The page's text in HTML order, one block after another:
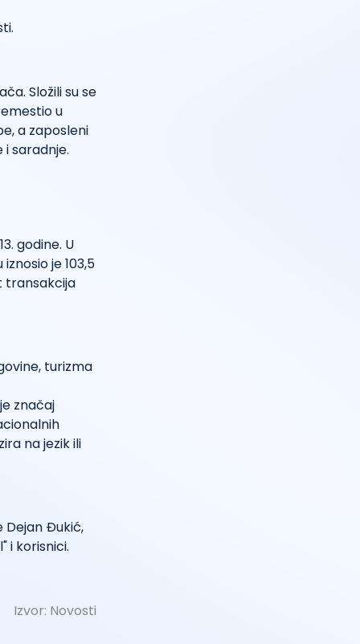
Složili su se
u
a zaposleni
saradnje.
godine. U
je 103,5
transakcija
turizma
značaj
na jezik ili
Dejan Đukić,
i korisnici.
Izvor: Novosti